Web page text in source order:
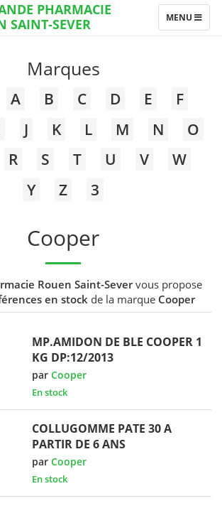
PHARMACIE
SAINT-SEVER
TOGGLE
NAVIGATION
MENU
Marques
A B C D E
F
J K L M N
O
R S T U V
W
Y
Z 3
Cooper
Rouen Saint-Severvous propose
en stock de la marque Cooper
MP.AMIDON DE BLE COOPER 1
KG DP:12/2013
parCooper
En stock
COLLUGOMME PATE 30 A
PARTIR DE 6 ANS
parCooper
En stock